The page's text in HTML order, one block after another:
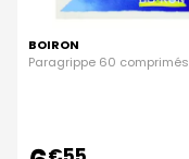
BOIRON
Paragrippe 60 comprimés